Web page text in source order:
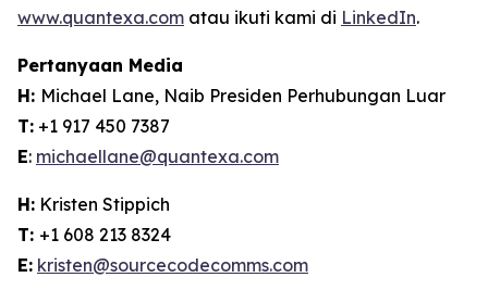
www.quantexa.com atau ikuti kami di LinkedIn.
Pertanyaan Media
H: Michael Lane, Naib Presiden Perhubungan Luar
T: +1 917 450 7387
E: michaellane@quantexa.com
H: Kristen Stippich
T: +1 608 213 8324
E: kristen@sourcecodecomms.com